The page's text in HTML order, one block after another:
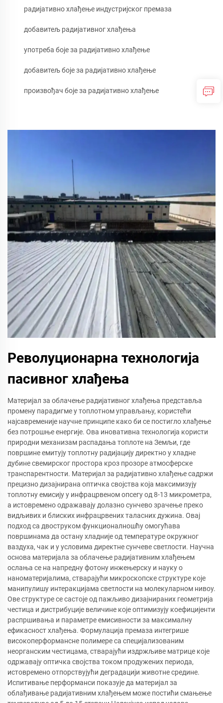
радијативно хлађење индустријског премаза
добавитељ радијативног хлађења
употреба боје за радијативно хлађење
добавитељ боје за радијативно хлађење
произвођач боје за радијативно хлађење
Револуционарна технологија
пасивног хлађења
Материјал за облачење радијативног хлађења представља
промену парадигме у топлотном управљању, користећи
најсавременије научне принципе како би се постигло хлађење
без потрошње енергије. Ова иновативна технологија користи
природни механизам распадања топлоте на Земљи, где
површине емитују топлотну радијацију директно у хладне
дубине свемирског простора кроз прозоре атмосферске
транспарентности. Материјал за радијативно хлађење садржи
прецизно дизајнирана оптичка својства која максимизују
топлотну емисију у инфрацрвеном опсегу од 8-13 микрометра,
а истовремено одражавају долазно сунчево зрачење преко
видљивих и блиских инфрацрвених таласних дужина. Овај
подход са двоструком функционалношћу омогућава
површинама да остану хладније од температуре окружног
ваздуха, чак и у условима директне сунчеве светлости. Научна
основа материјала за облачење радијативним хлађењем
ослања се на напредну фотону инжењерску и науку о
наноматеријалима, стварајући микроскопске структуре које
манипулишу интеракцијама светлости на молекуларном нивоу.
Ове структуре се састоје од пажљиво дизајнираних геометрија
честица и дистрибуције величине које оптимизују коефицијенти
распршивања и параметре емисивности за максималну
ефикасност хлађења. Формулација премаза интегрише
високоперформансне полимере са специјализованим
неорганским честицама, стварајући издржљиве матрице које
одржавају оптичка својства током продужених периода,
истовремено отпорствујући деградацији животне средине.
Испитивање перформанси показује да материјал за
облађивање радијативним хлађењем може постићи смањење